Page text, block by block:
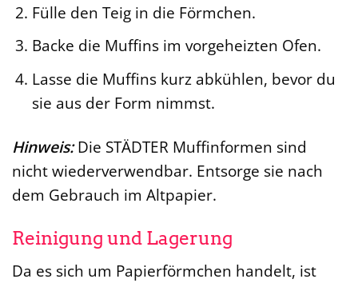
Fülle den Teig in die Förmchen.
Backe die Muffins im vorgeheizten Ofen.
Lasse die Muffins kurz abkühlen, bevor du
sie aus der Form nimmst.
Hinweis:Die STÄDTER Muffinformen sind
nicht wiederverwendbar. Entsorge sie nach
dem Gebrauch im Altpapier.
Reinigung und Lagerung
Da es sich um Papierförmchen handelt, ist